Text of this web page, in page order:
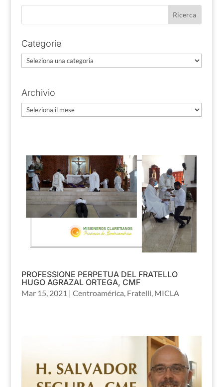
Categorie
Categorie
Archivio
Archivio
PROFESSIONE PERPETUA DEL FRATELLO
HUGO AGRAZAL ORTEGA, CMF
Mar 15, 2021 | Centroamérica Fratelli MICLA